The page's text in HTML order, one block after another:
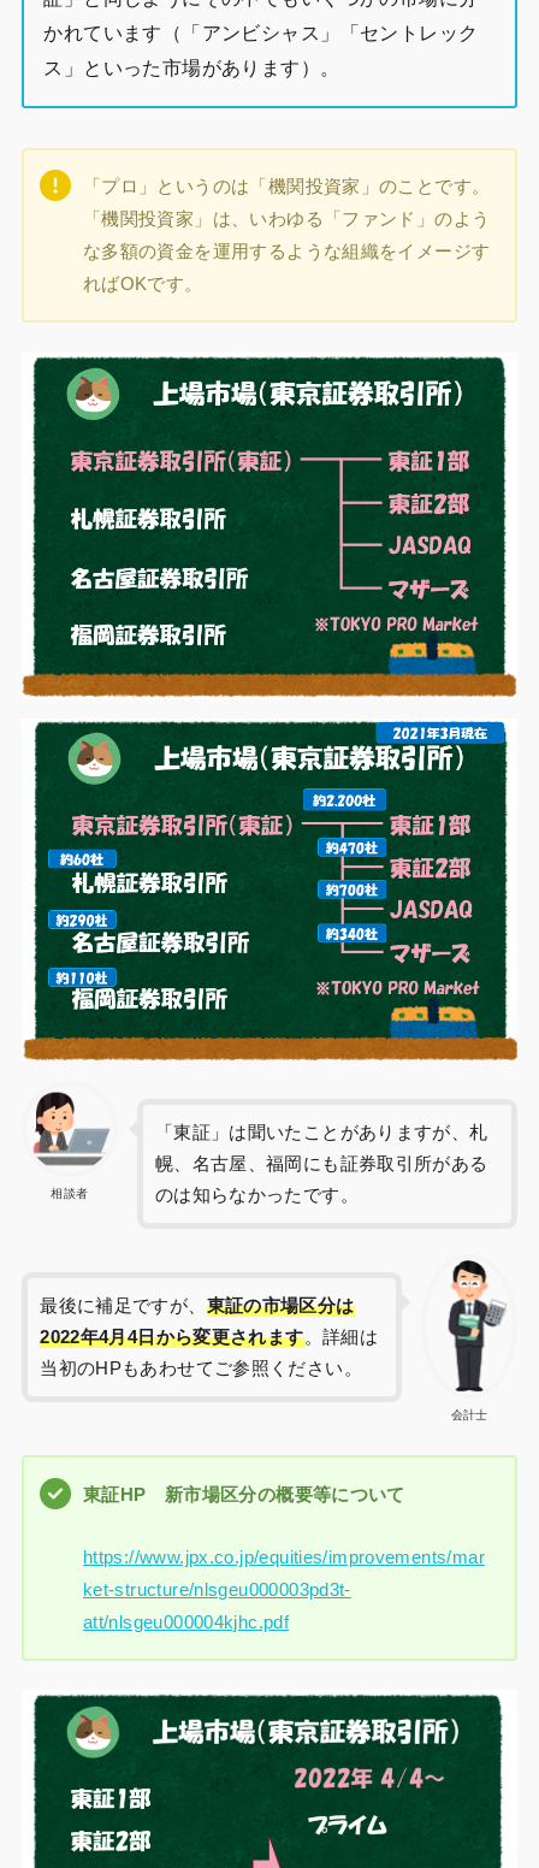
かれています（「アンビシャス」「セントレック
ス」といった市場があります）。
「プロ」というのは「機関投資家」のことです。
「機関投資家」は、いわゆる「ファンド」のよう
な多額の資金を運用するような組織をイメージす
ればOKです。
相談者
「東証」は聞いたことがありますが、札
幌、名古屋、福岡にも証券取引所がある
のは知らなかったです。
会計士
最後に補足ですが、 東証の市場区分は
2022年4月4日から変更されます。詳細は
当初のHPもあわせてご参照ください。
東証HP 新市場区分の概要等について
https://www.jpx.co.jp/equities/improvements/mar
ket-structure/nlsgeu000003pd3t-
att/nlsgeu000004kjhc.pdf